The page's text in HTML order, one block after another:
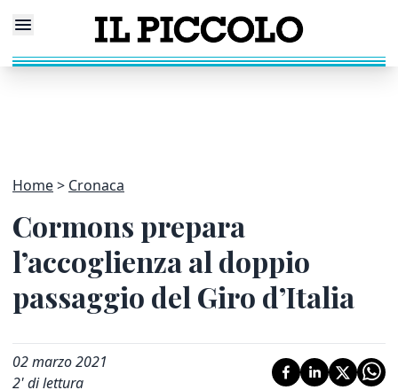
Home Cronaca
Cormons prepara
l’accoglienza al doppio
passaggio del Giro d’Italia
02 marzo 2021
2' di lettura